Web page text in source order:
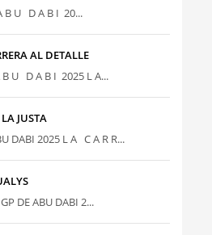
B U D A B I 20...
AL DETALLE
B U D A B I 2025 L A...
JUSTA
DABI 2025 L A C A R R...
ABU DABI 2...